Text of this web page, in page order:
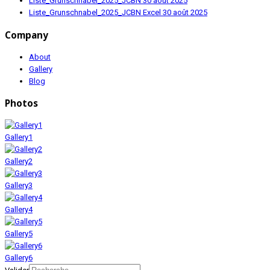
Liste_Grunschnabel_2025_JCBN Excel 30 août 2025
Company
About
Gallery
Blog
Photos
Gallery1
Gallery2
Gallery3
Gallery4
Gallery5
Gallery6